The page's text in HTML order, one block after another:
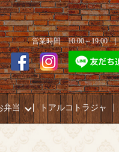
営業時間 10:00～
弁当 トアルコトラジャ